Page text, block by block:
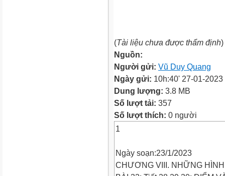
(Tài liệu chưa được thẩm định)
Nguồn:
Người gửi: Vũ Duy Quang
Ngày gửi: 10h:40' 27-01-2023
Dung lượng: 3.8 MB
Số lượt tải: 357
Số lượt thích: 0 người
1
Ngày soạn:23/1/2023
CHƯƠNG VIII. NHỮNG